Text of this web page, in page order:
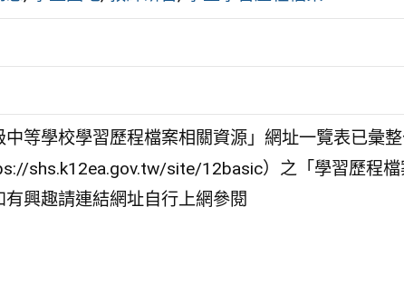
中等學校學習歷程檔案相關資源」網址一覽表已彙
shs.k12ea.gov.tw/site/12basic）之「學習歷程
有興趣請連結網址自行上網參閱